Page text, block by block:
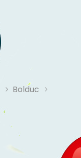
Bolduc